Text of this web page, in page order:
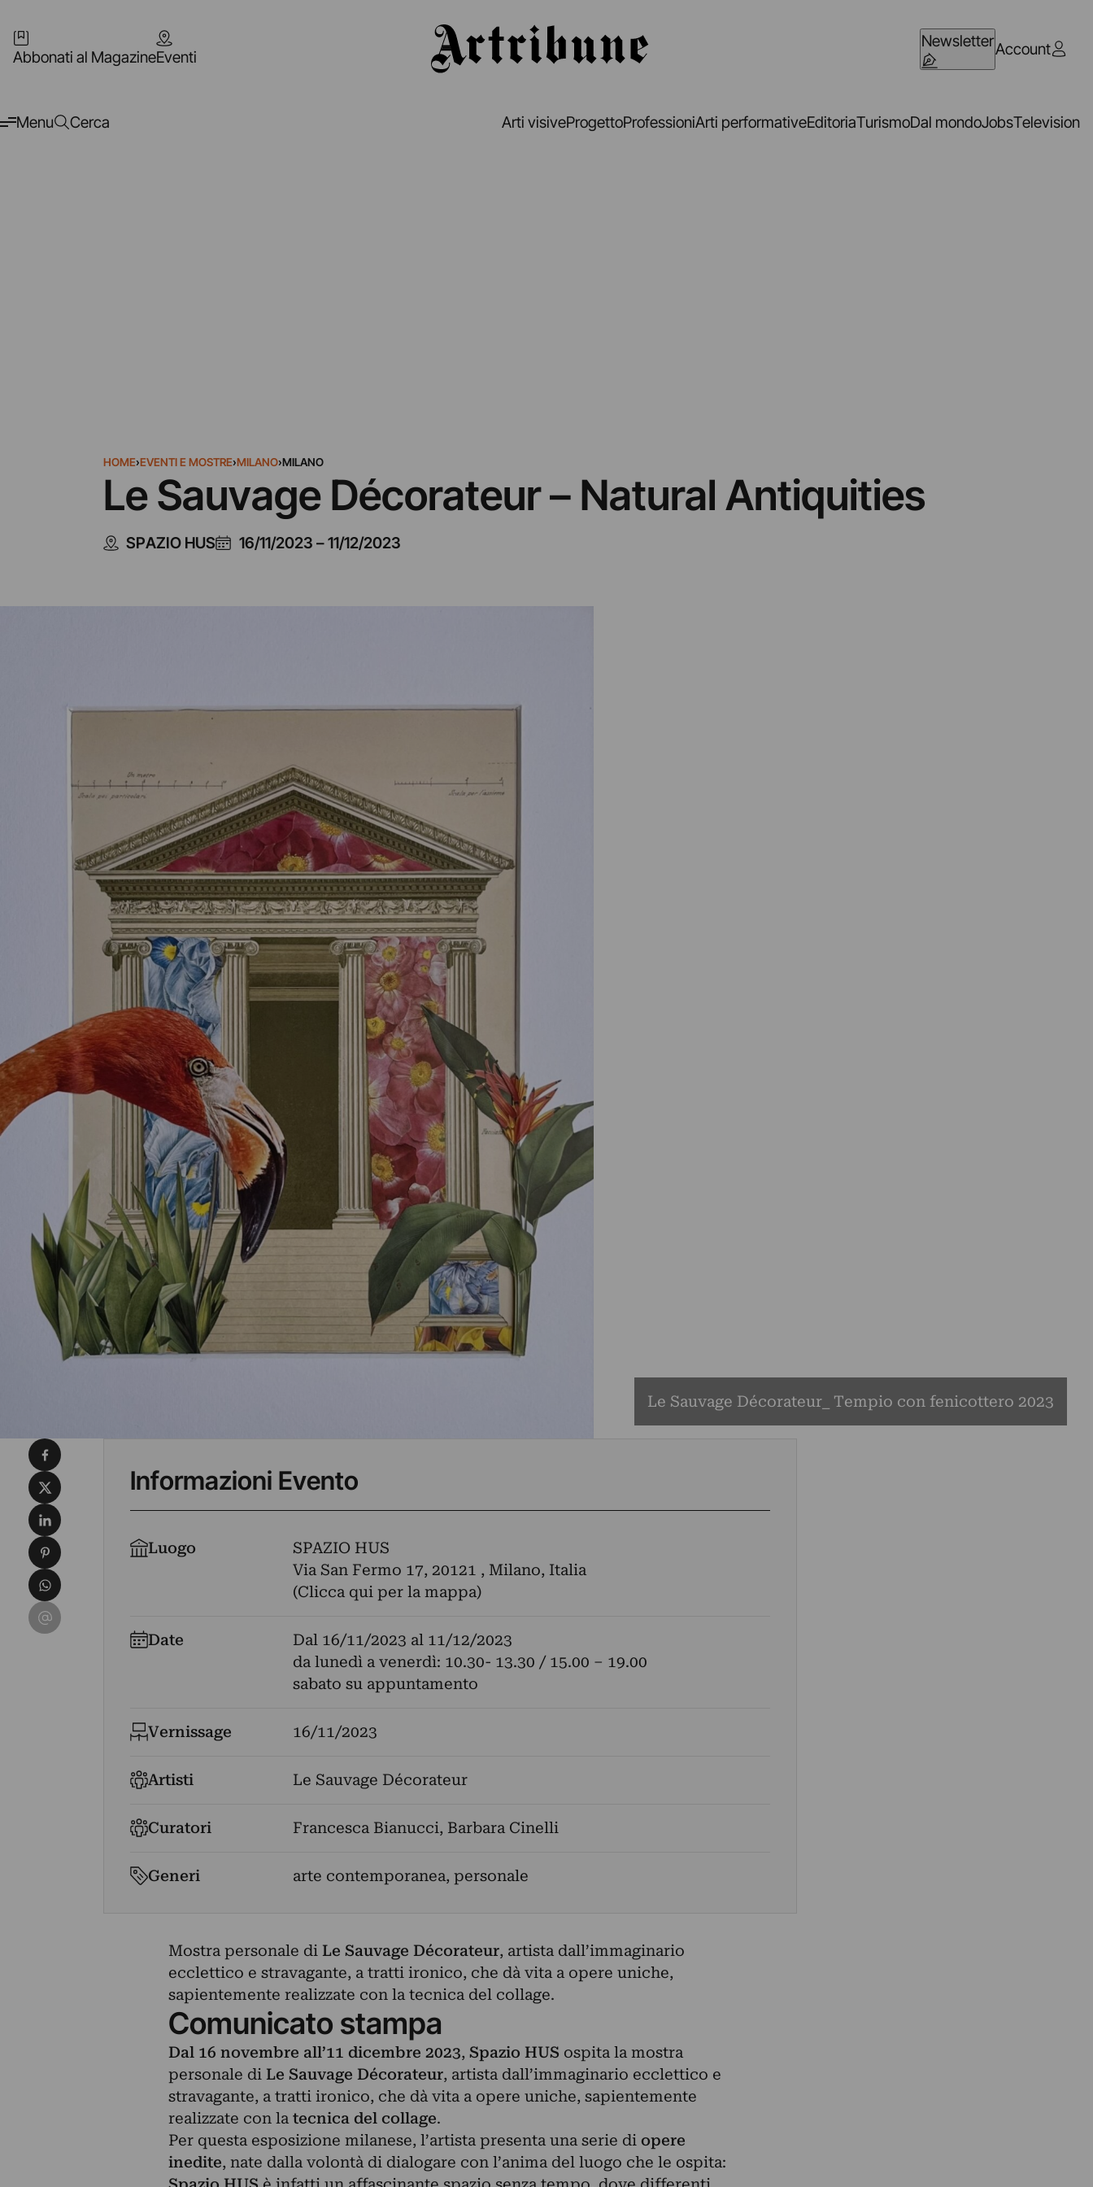
Abbonati al MagazineEventi
NewsletterAccount
Menu Cerca Arti visiveProgettoProfessioniArti performativeEditoriaTurismoDal mondoJobsTelevision
HOME›EVENTI E MOSTRE›MILANO›MILANO
Le Sauvage Décorateur – Natural Antiquities
SPAZIO HUS 16/11/2023 –11/12/2023
Le Sauvage Décorateur_ Tempio con fenicottero 2023
Informazioni Evento
Luogo
SPAZIO HUS
Via San Fermo 17, 20121 , Milano, Italia
(Clicca qui per la mappa)
Date Dal 16/11/2023 al 11/12/2023
da lunedì a venerdì: 10.30- 13.30 / 15.00 – 19.00
sabato su appuntamento
Vernissage 16/11/2023
Artisti Le Sauvage Décorateur
Curatori Francesca Bianucci, Barbara Cinelli
Generi arte contemporanea, personale
Mostra personale di Le Sauvage Décorateur, artista dall’immaginario
ecclettico e stravagante, a tratti ironico, che dà vita a opere uniche,
sapientemente realizzate con la tecnica del collage.
Comunicato stampa
Dal 16 novembre all’11 dicembre 2023, Spazio HUS ospita la mostra
personale di Le Sauvage Décorateur, artista dall’immaginario ecclettico e
stravagante, a tratti ironico, che dà vita a opere uniche, sapientemente
realizzate con la tecnica del collage.
Per questa esposizione milanese, l’artista presenta una serie di opere
inedite, nate dalla volontà di dialogare con l’anima del luogo che le ospita:
Condividi su Facebook
Condividi su X
Condividi su LinkedIn
Condividi su Pinterest
Condividi su WhatsApp
Condividi su Email